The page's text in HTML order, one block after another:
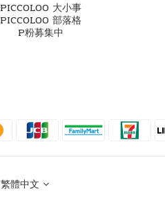
PICCOLOO 大小事
PICCOLOO 部落格
P粉募集中
繁體中文